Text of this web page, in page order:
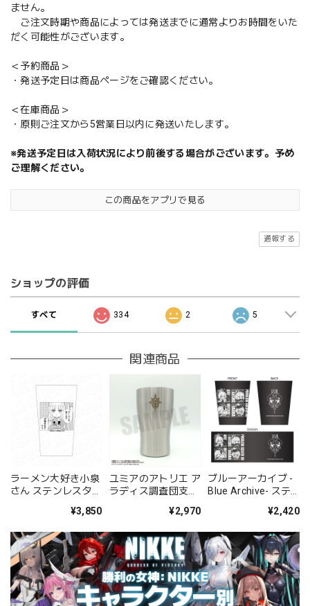
ません。
ご注文時期や商品によっては発送までに通常よりお時間をいた
だく可能性がございます。
＜予約商品＞
・発送予定日は商品ページをご確認ください。
＜在庫商品＞
・原則ご注文から5営業日以内に発送いたします。
※発送予定日は入荷状況により前後する場合がございます。予め
ご理解ください。
この商品をアプリで見る
通報する
ショップの評価
すべて 334 2 5
関連商品
ラーメン大好き小泉
さん ステンレスタン
¥3,850
ユミアのアトリエ ア
ラディス調査団支給
¥2,970
ブルーアーカイブ -
Blue Archive- ステ
ラー 便利屋68ver.
POP UP STORE
¥2,420